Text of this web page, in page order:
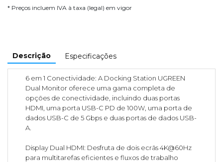
* Preços incluem IVA à taxa (legal) em vigor
Descrição Especificações
6 em 1 Conectividade: A Docking Station UGREEN
Dual Monitor oferece uma gama completa de
opções de conectividade, incluindo duas portas
HDMI, uma porta USB-C PD de 100W, uma porta de
dados USB-C de 5 Gbps e duas portas de dados USB-
A.
Display Dual HDMI: Desfruta de dois ecrãs 4K@60Hz
para multitarefas eficientes e fluxos de trabalho